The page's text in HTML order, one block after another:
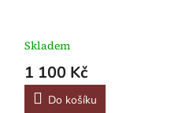
Skladem
1 100 Kč
Do košíku